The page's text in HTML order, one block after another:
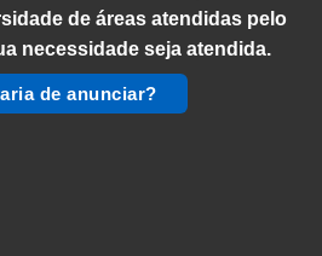
de áreas atendidas pelo
necessidade seja atendida.
de anunciar?